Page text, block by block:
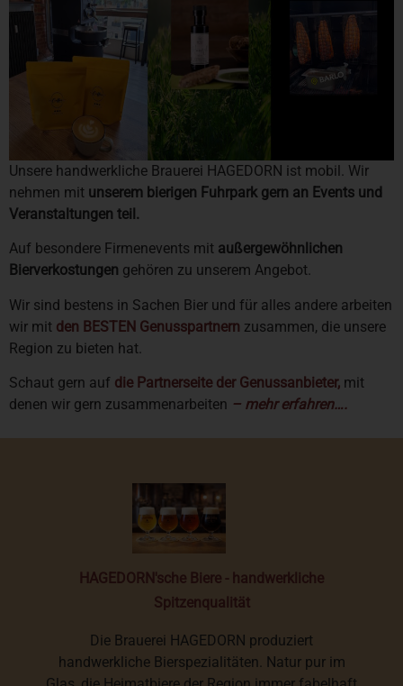
Unsere handwerkliche Brauerei HAGEDORN ist mobil. Wir
nehmen mit unserem bierigen Fuhrpark gern an Events und
Veranstaltungen teil.
Auf besondere Firmenevents mit außergewöhnlichen
Bierverkostungen gehören zu unserem Angebot.
Wir sind bestens in Sachen Bier und für alles andere arbeiten
wir mit den BESTEN Genusspartnern zusammen, die unsere
Region zu bieten hat.
Schaut gern auf die Partnerseite der Genussanbieter, mit
denen wir gern zusammenarbeiten – mehr erfahren….
HAGEDORN'sche Biere - handwerkliche
Spitzenqualität
Die Brauerei HAGEDORN produziert
handwerkliche Bierspezialitäten. Natur pur im